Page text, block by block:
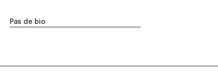
Pas de bio